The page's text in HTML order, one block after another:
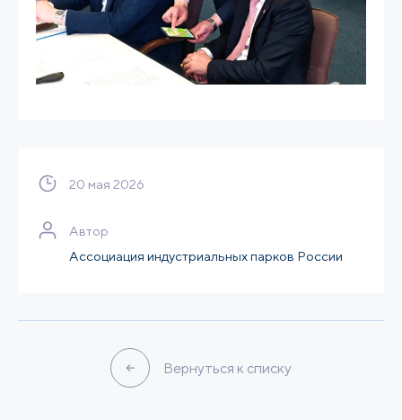
20 мая 2026
Автор
Ассоциация индустриальных парков России
Вернуться к списку